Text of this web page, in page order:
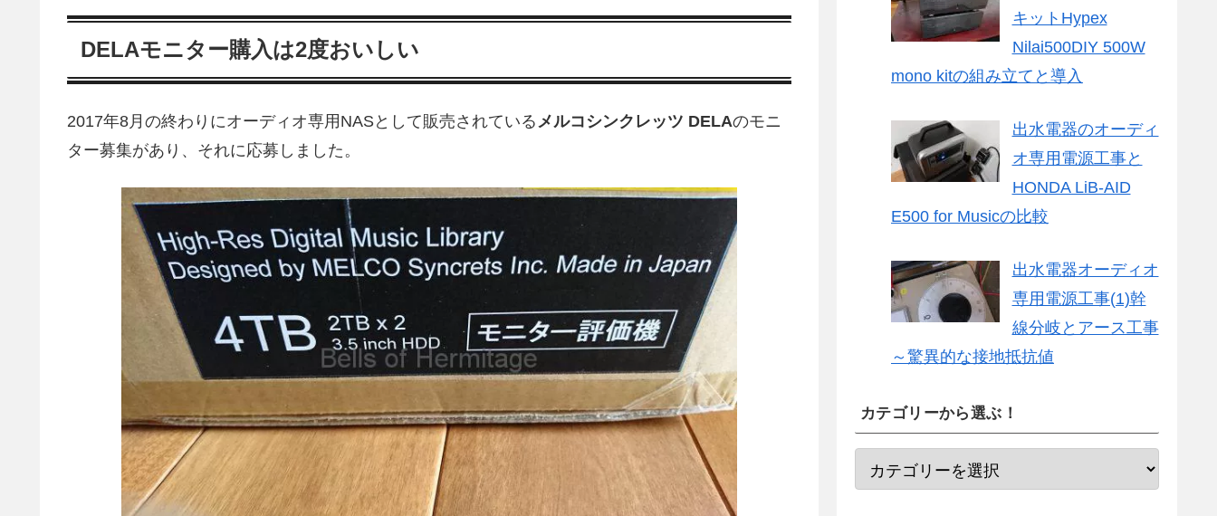
DELAモニター購入は2度おいしい
2017年8月の終わりにオーディオ専用NASとして販売されている メルコシンクレッツ DELAのモニ
ター募集があり、それに応募しました。
キットHypex
Nilai500DIY 500W
mono kitの組み立てと導入
出水電器のオーディ
オ専用電源工事と
HONDA LiB-AID
E500 for Musicの比較
出水電器オーディオ
専用電源工事(1)幹
線分岐とアース工事
～驚異的な接地抵抗値
カテゴリーから選ぶ！